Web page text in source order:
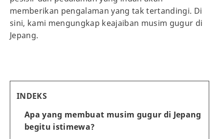
memberikan pengalaman yang tak tertandingi. Di
sini, kami mengungkap keajaiban musim gugur di
Jepang.
INDEKS
Apa yang membuat musim gugur di Jepang
begitu istimewa?